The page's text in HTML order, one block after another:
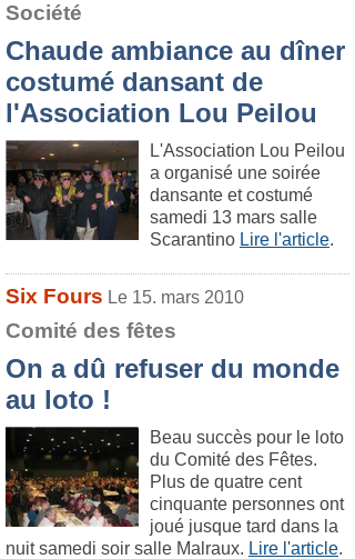
Société
Chaude ambiance au dîner
costumé dansant de
l'Association Lou Peilou
L'Association Lou Peilou
a organisé une soirée
dansante et costumé
samedi 13 mars salle
Scarantino Lire l'article.
Six Fours Le 15. mars 2010
Comité des fêtes
On a dû refuser du monde
au loto !
Beau succès pour le loto
du Comité des Fêtes.
Plus de quatre cent
cinquante personnes ont
joué jusque tard dans la
nuit samedi soir salle Malraux. Lire l'article.